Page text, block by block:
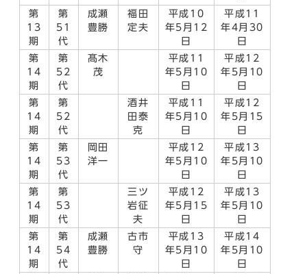
第
13
期
第
51
代
成瀬
豊勝
福田
定夫
平成10
年5月12
日
平成11
年4月30
日
第
14
期
第
52
代
髙木
茂
平成11
年5月10
日
平成12
年5月10
日
第
14
期
第
52
代
酒井
田泰
克
平成11
年5月10
日
平成12
年5月15
日
第
14
期
第
53
代
岡田
洋一
平成12
年5月10
日
平成13
年5月10
日
第
14
期
第
53
代
三ツ
岩征
夫
平成12
年5月15
日
平成13
年5月10
日
第
14
期
第
54
代
成瀬
豊勝
古市
守
平成13
年5月10
日
平成14
年5月10
日